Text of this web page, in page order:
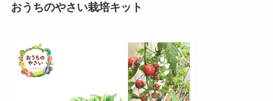
おうちのやさい栽培キット